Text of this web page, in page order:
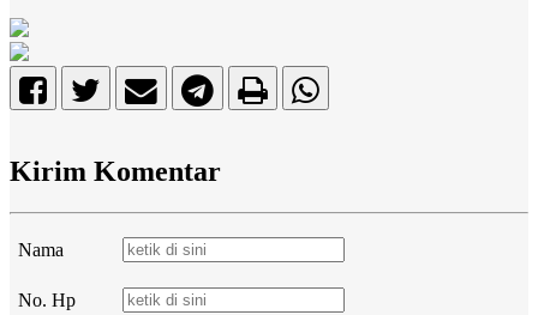
Kirim Komentar
Nama
No. Hp